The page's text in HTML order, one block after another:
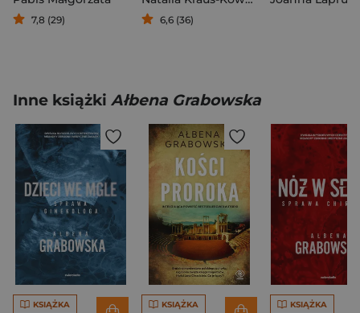
7,8 (29) 6,6 (36)
Inne książki Ałbena Grabowska
KSIĄŻKA KSIĄŻKA KSIĄŻKA